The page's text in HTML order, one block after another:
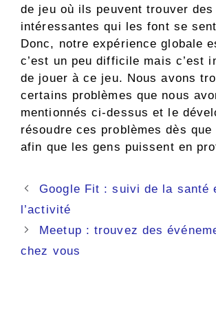
de jeu où ils peuvent trouver des
intéressantes qui les font se
Donc, notre expérience globale
c’est un peu difficile mais c’est
de jouer à ce jeu. Nous avons
certains problèmes que nous
mentionnés ci-dessus et le
résoudre ces problèmes dès que
afin que les gens puissent en
Navigation
des
Google Fit : suivi de la santé
l’activité
Meetup : trouvez des
chez vous